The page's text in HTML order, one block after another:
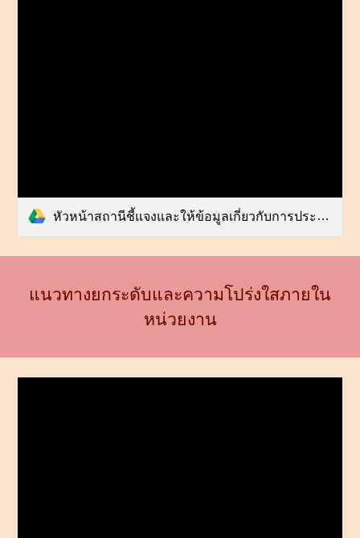
หัวหน้าสถานีชี้แจงและให้ข้อมูลเกี่ยวกับการประเมินแก่เจ้าหน้าที่ตำรวจ ITA 67.pdf
แนวทางยกระดับและความโปร่งใสภายใน
หน่วยงาน